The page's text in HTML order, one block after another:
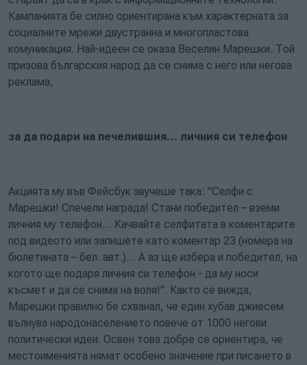
Кампанията бе силно ориентирана към характерната за
социалните мрежи двустранна и многопластова
комуникация. Най-идеен се оказа Веселин Марешки. Той
призова българския народ да се снима с него или негова
реклама,
за да подари на печелившия… личния си телефон
Акцията му във Фейсбук звучеше така: "Селфи с
Марешки! Спечели награда! Стани победител – вземи
личния му телефон… Качвайте селфитата в коментарите
под видеото или запишете като коментар 23 (номера на
бюлетината – бел. авт.)… А аз ще избера и победител, на
когото ще подаря личния си телефон - да му носи
късмет и да се снима на воля!". Както се вижда,
Марешки правилно бе схванал, че един хубав джиесем
вълнува народонаселението повече от 1000 негови
политически идеи. Освен това добре се ориентира, че
местоименията нямат особено значение при писането в